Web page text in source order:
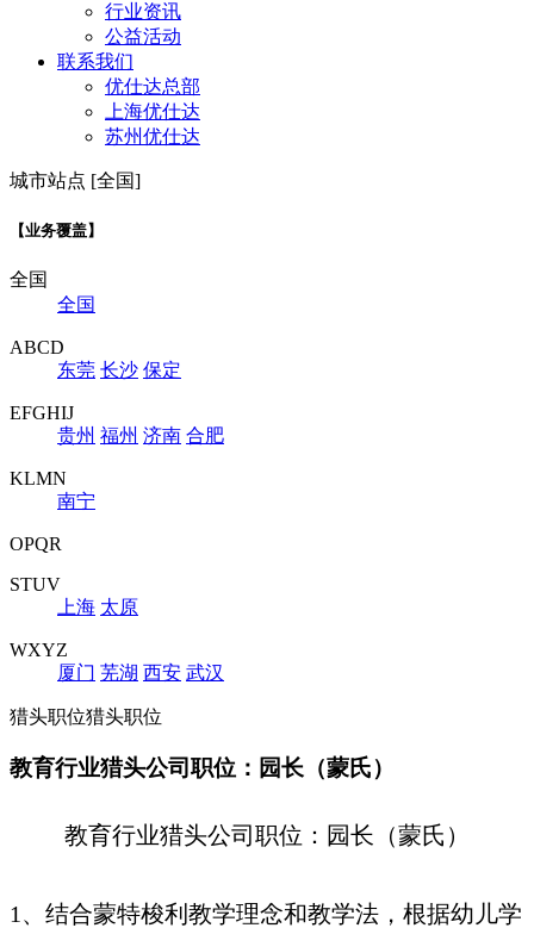
行业资讯
公益活动
联系我们
优仕达总部
上海优仕达
苏州优仕达
城市站点 [全国]
【业务覆盖】
全国
全国
ABCD
东莞 长沙 保定
EFGHIJ
贵州 福州 济南 合肥
KLMN
南宁
OPQR
STUV
上海 太原
WXYZ
厦门 芜湖 西安 武汉
猎头职位猎头职位
教育行业猎头公司职位：园长（蒙氏）
教育行业猎头公司职位：园长（蒙氏）
1、结合蒙特梭利教学理念和教学法，根据幼儿学